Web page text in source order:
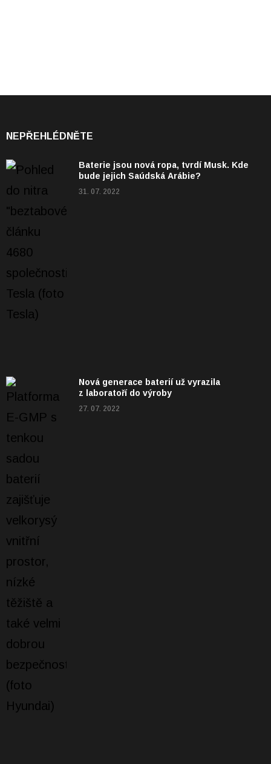
NEPŘEHLÉDNĚTE
Baterie jsou nová ropa, tvrdí Musk. Kde
bude jejich Saúdská Arábie?
31. 07. 2022
Nová generace baterií už vyrazila
z laboratoří do výroby
27. 07. 2022